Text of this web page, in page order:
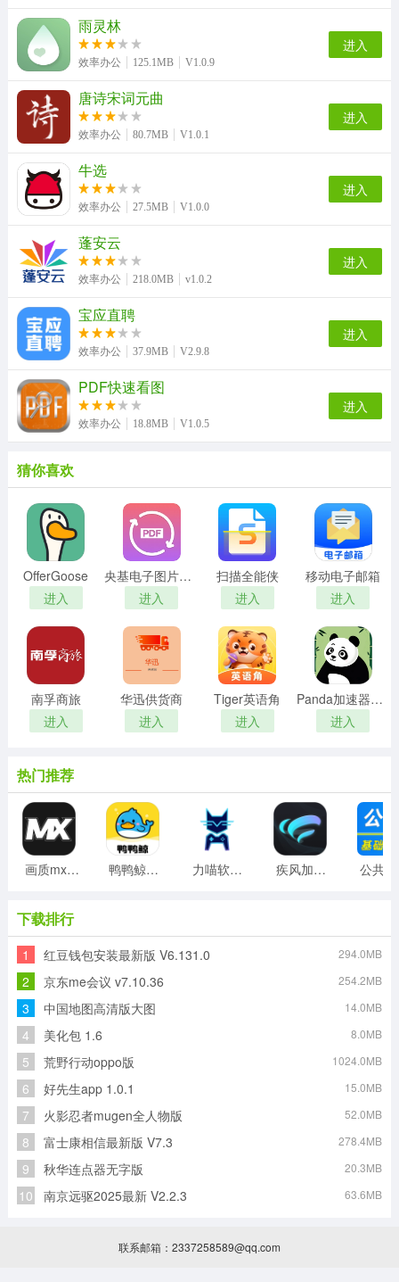
雨灵林
效率办公 125.1MB V1.0.9
进入
唐诗宋词元曲
效率办公 80.7MB V1.0.1
进入
牛选
效率办公 27.5MB V1.0.0
进入
蓬安云
效率办公 218.0MB v1.0.2
进入
宝应直聘
效率办公 37.9MB V2.9.8
进入
PDF快速看图
效率办公 18.8MB V1.0.5
进入
猜你喜欢
OfferGoose
进入
央基电子图片处理软件
进入
扫描全能侠
进入
移动电子邮箱
进入
南孚商旅
进入
华迅供货商
进入
Tiger英语角
进入
Panda加速器免费版
进入
热门推荐
画质mxpro工具最新版 鸭鸭鲸云手机客户端 力喵软件最新版 疾风加速器免费版
下载排行
1 红豆钱包安装最新版 V6.131.0 294.0MB
2 京东me会议 v7.10.36 254.2MB
3 中国地图高清版大图 14.0MB
4 美化包 1.6 8.0MB
5 荒野行动oppo版 1024.0MB
6 好先生app 1.0.1 15.0MB
7 火影忍者mugen全人物版 52.0MB
8 富士康相信最新版 V7.3 278.4MB
9 秋华连点器无字版 20.3MB
10 南京远驱2025最新 V2.2.3 63.6MB
联系邮箱：2337258589@qq.com